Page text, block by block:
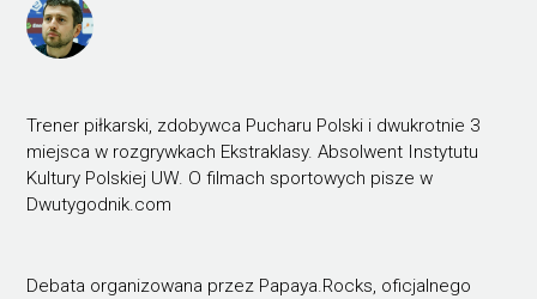
Trener piłkarski, zdobywca Pucharu Polski i dwukrotnie 3
miejsca w rozgrywkach Ekstraklasy. Absolwent Instytutu
Kultury Polskiej UW. O filmach sportowych pisze w
Dwutygodnik.com
Debata organizowana przez Papaya.Rocks, oficjalnego